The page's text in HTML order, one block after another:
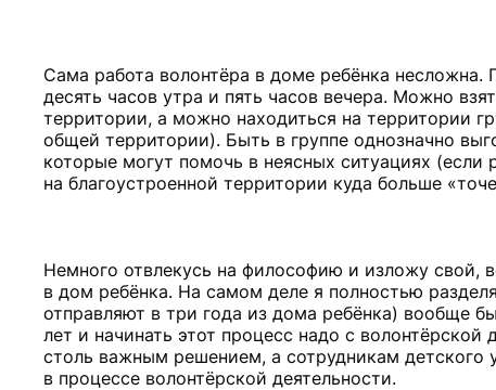
Сама работа волонтёра в доме ребёнка несложна.
десять часов утра и пять часов вечера. Можно
территории, а можно находиться на территории
общей территории). Быть в группе однозначно
которые могут помочь в неясных ситуациях (если
на благоустроенной территории куда больше
Немного отвлекусь на философию и изложу свой,
в дом ребёнка. На самом деле я полностью
отправляют в три года из дома ребёнка) вообще
лет и начинать этот процесс надо с
столь важным решением, а сотрудникам
в процессе волонтёрской деятельности.